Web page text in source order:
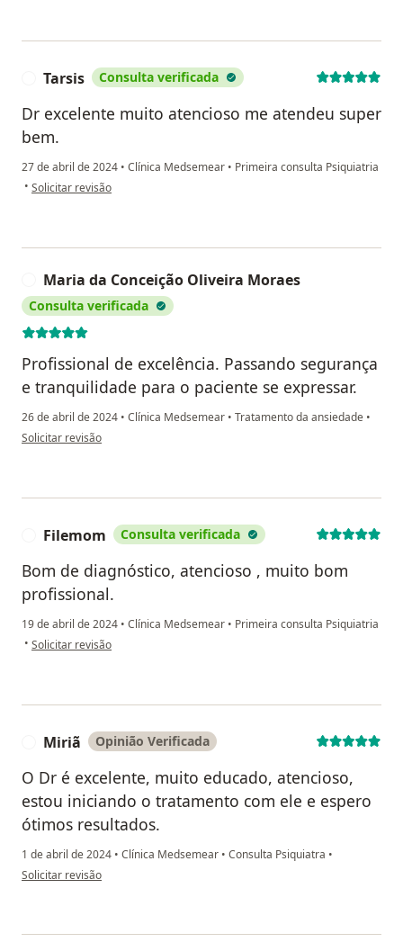
Tarsis Consulta verificada
Dr excelente muito atencioso me atendeu super
bem.
27 de abril de 2024 • Clínica Medsemear • Primeira consulta Psiquiatria
• na opinião do utilizador Tarsis
Solicitar revisão
Maria da Conceição Oliveira Moraes
Consulta verificada
Profissional de excelência. Passando segurança
e tranquilidade para o paciente se expressar.
26 de abril de 2024 • Clínica Medsemear • Tratamento da ansiedade •
na opinião do utilizador Maria da Conceição Oliveira Moraes
Solicitar revisão
Filemom Consulta verificada
Bom de diagnóstico, atencioso , muito bom
profissional.
19 de abril de 2024 • Clínica Medsemear • Primeira consulta Psiquiatria
• na opinião do utilizador Filemom
Solicitar revisão
Miriã Opinião Verificada
O Dr é excelente, muito educado, atencioso,
estou iniciando o tratamento com ele e espero
ótimos resultados.
1 de abril de 2024 • Clínica Medsemear • Consulta Psiquiatra •
na opinião do utilizador Miriã
Solicitar revisão